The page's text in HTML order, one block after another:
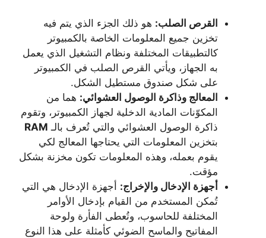
القرص الصلب: هو ذلك الجزء الذي يتم فيه
تخزين جميع المعلومات الخاصة بالكمبيوتر
كالتطبيقات المختلفة ونظام التشغيل الذي يعمل
به الجهاز، ويأتي القرص الصلب في الكمبيوتر
على شكل صندوق مستطيل الشكل.
المعالج وذاكرة الوصول العشوائي: هما من
المكوّنات المادية الدخلية لجهاز الكمبيوتر، وتقوم
ذاكرة الوصول العشوائي والتي تُعرف بالـ RAM
بتخزين المعلومات التي يحتاجها المعالج لكي
يقوم بعمله، وهذه المعلومات تكون مخزنة بشكل
مؤقت.
أجهزة الإدخال والإخراج: أجهزة الإدخال هي التي
تُمكن المستخدم من القيام بإدخال الأوامر
المختلفة للحاسوب، وتُعطى الفأرة ولوحة
المفاتيح والماسح الضوئي كأمثلة على هذا النوع